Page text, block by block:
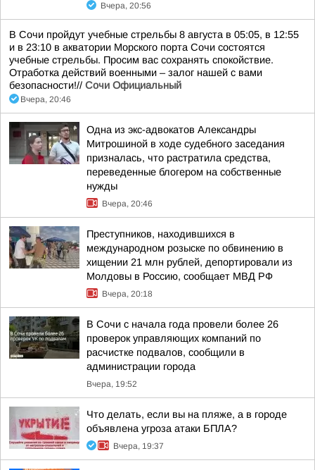
Вчера, 20:56
В Сочи пройдут учебные стрельбы 8 августа в 05:05, в 12:55
и в 23:10 в акватории Морского порта Сочи состоятся
учебные стрельбы. Просим вас сохранять спокойствие.
Отработка действий военными – залог нашей с вами
безопасности!// Сочи Официальный
Вчера, 20:46
Одна из экс-адвокатов Александры
Митрошиной в ходе судебного заседания
призналась, что растратила средства,
переведенные блогером на собственные
нужды
Вчера, 20:46
Преступников, находившихся в
международном розыске по обвинению в
хищении 21 млн рублей, депортировали из
Молдовы в Россию, сообщает МВД РФ
Вчера, 20:18
В Сочи с начала года провели более 26
проверок управляющих компаний по
расчистке подвалов, сообщили в
администрации города
Вчера, 19:52
Что делать, если вы на пляже, а в городе
объявлена угроза атаки БПЛА?
Вчера, 19:37